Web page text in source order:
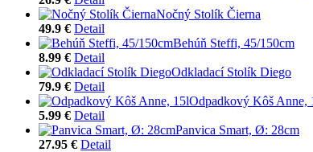
Nočný Stolík Čierna
49.9 € Detail
Behúň Steffi, 45/150cm
8.99 € Detail
Odkladací Stolík Diego
79.9 € Detail
Odpadkový Kôš Anne,
5.99 € Detail
Panvica Smart, Ø: 28cm
27.95 € Detail